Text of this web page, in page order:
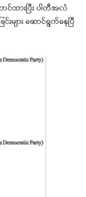
ထားပြီး ပါတီအလံ
ျား ဆောင်ရွက်နေပြီ